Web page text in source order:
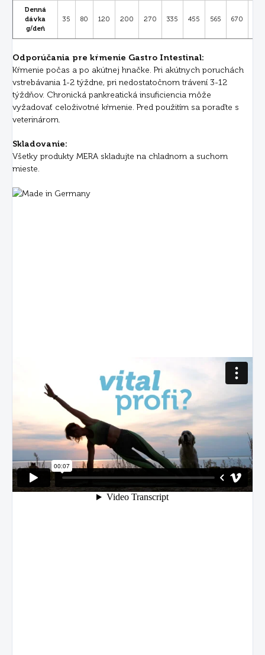
Denná
dávka
g/deň
35 80 120 200 270 335 455 565 670
Odporúčania pre kŕmenie Gastro Intestinal:
Kŕmenie počas a po akútnej hnačke. Pri akútnych poruchách
vstrebávania 1-2 týždne, pri nedostatočnom trávení 3-12
týždňov. Chronická pankreatická insuficiencia môže
vyžadovať celoživotné kŕmenie. Pred použitím sa poraďte s
veterinárom.
Skladovanie:
Všetky produkty MERA skladujte na chladnom a suchom
mieste.